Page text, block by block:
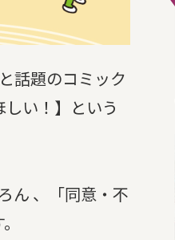
話題のコミック
い！】という
ん 、「同意・不